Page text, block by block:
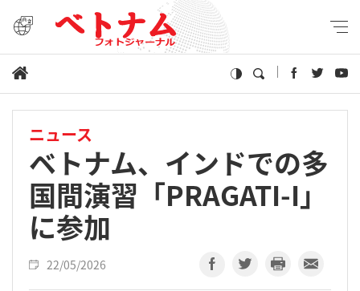
ニュース
ベトナム、インドでの多
国間演習「PRAGATI-I」
に参加
22/05/2026